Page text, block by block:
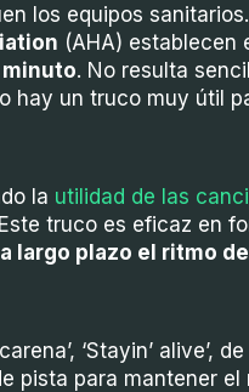
los equipos
(AHA) establecen
. No resulta
hay un truco muy útil
la utilidad de las
truco es eficaz en
largo plazo el ritmo
‘Stayin’ alive’,
pista para mantener